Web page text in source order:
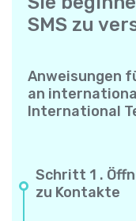
SMS zu
Anweisungen
an
International
Schritt 1 .
zu Kontakte